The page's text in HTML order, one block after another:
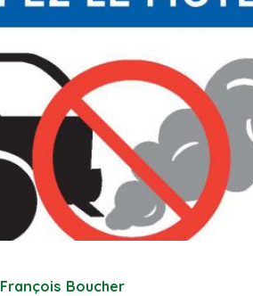
François Boucher